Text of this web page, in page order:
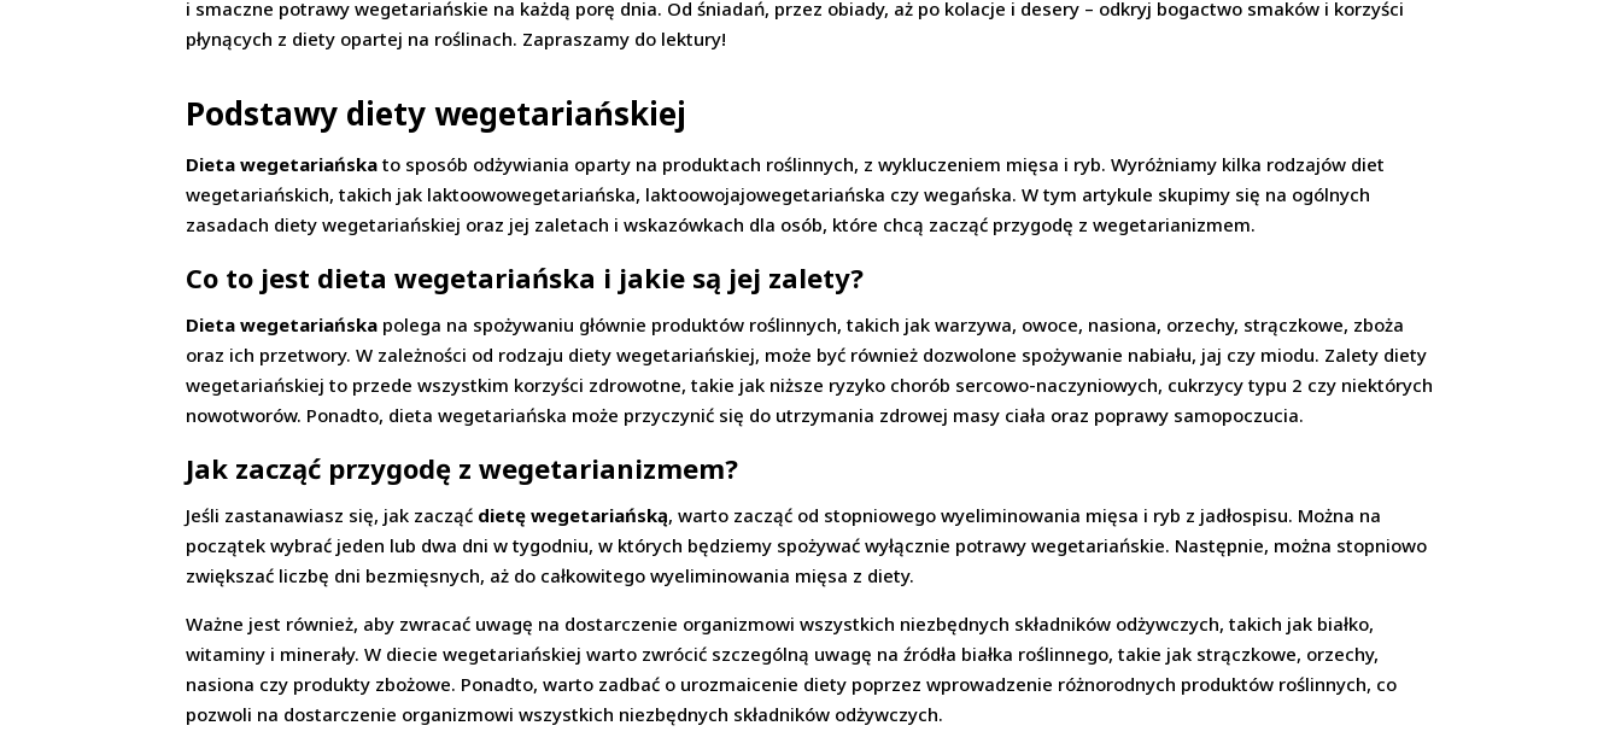
i smaczne potrawy wegetariańskie na każdą porę dnia. Od śniadań, przez obiady, aż po kolacje i desery – odkryj bogactwo smaków i korzyści
płynących z diety opartej na roślinach. Zapraszamy do lektury!
Podstawy diety wegetariańskiej
Dieta wegetariańska to sposób odżywiania oparty na produktach roślinnych, z wykluczeniem mięsa i ryb. Wyróżniamy kilka rodzajów diet
wegetariańskich, takich jak laktoowowegetariańska, laktoowojajowegetariańska czy wegańska. W tym artykule skupimy się na ogólnych
zasadach diety wegetariańskiej oraz jej zaletach i wskazówkach dla osób, które chcą zacząć przygodę z wegetarianizmem.
Co to jest dieta wegetariańska i jakie są jej zalety?
Dieta wegetariańska polega na spożywaniu głównie produktów roślinnych, takich jak warzywa, owoce, nasiona, orzechy, strączkowe, zboża
oraz ich przetwory. W zależności od rodzaju diety wegetariańskiej, może być również dozwolone spożywanie nabiału, jaj czy miodu. Zalety diety
wegetariańskiej to przede wszystkim korzyści zdrowotne, takie jak niższe ryzyko chorób sercowo-naczyniowych, cukrzycy typu 2 czy niektórych
nowotworów. Ponadto, dieta wegetariańska może przyczynić się do utrzymania zdrowej masy ciała oraz poprawy samopoczucia.
Jak zacząć przygodę z wegetarianizmem?
Jeśli zastanawiasz się, jak zacząć dietę wegetariańską, warto zacząć od stopniowego wyeliminowania mięsa i ryb z jadłospisu. Można na
początek wybrać jeden lub dwa dni w tygodniu, w których będziemy spożywać wyłącznie potrawy wegetariańskie. Następnie, można stopniowo
zwiększać liczbę dni bezmięsnych, aż do całkowitego wyeliminowania mięsa z diety.
Ważne jest również, aby zwracać uwagę na dostarczenie organizmowi wszystkich niezbędnych składników odżywczych, takich jak białko,
witaminy i minerały. W diecie wegetariańskiej warto zwrócić szczególną uwagę na źródła białka roślinnego, takie jak strączkowe, orzechy,
nasiona czy produkty zbożowe. Ponadto, warto zadbać o urozmaicenie diety poprzez wprowadzenie różnorodnych produktów roślinnych, co
pozwoli na dostarczenie organizmowi wszystkich niezbędnych składników odżywczych.